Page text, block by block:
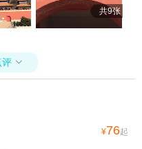
卧虎，大山含笑似藏有洞共9张
评 
¥76起